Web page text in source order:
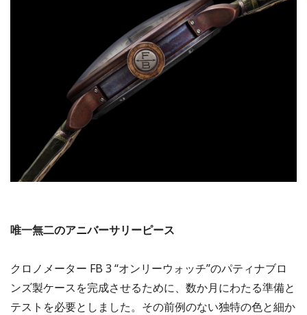
唯一無二のアニバーサリーピース
クロノメーター FB 3 “オンリーウォッチ”のパティナブロ
ンズ製ケースを完成させるために、数か月にわたる準備と
テストを必要としました。その前例のない独特の色と細か